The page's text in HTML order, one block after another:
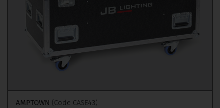
AMPTOWN (Code CASE43)